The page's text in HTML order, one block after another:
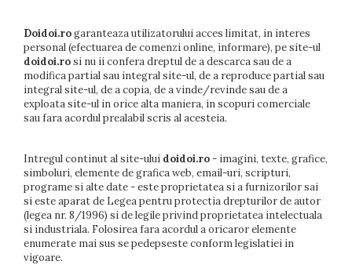
Doidoi.rogaranteaza utilizatorului acces limitat, in interes
personal (efectuarea de comenzi online, informare), pe site-ul
doidoi.rosi nu ii confera dreptul de a descarca sau de a
modifica partial sau integral site-ul, de a reproduce partial sau
integral site-ul, de a copia, de a vinde/revinde sau de a
exploata site-ul in orice alta maniera, in scopuri comerciale
sau fara acordul prealabil scris al acesteia.
Intregul continut al site-ului doidoi.ro- imagini, texte, grafice,
simboluri, elemente de grafica web, email-uri, scripturi,
programe si alte date - este proprietatea si a furnizorilor sai
si este aparat de Legea pentru protectia drepturilor de autor
(legea nr. 8/1996) si de legile privind proprietatea intelectuala
si industriala. Folosirea fara acordul a oricaror elemente
enumerate mai sus se pedepseste conform legislatiei in
vigoare.